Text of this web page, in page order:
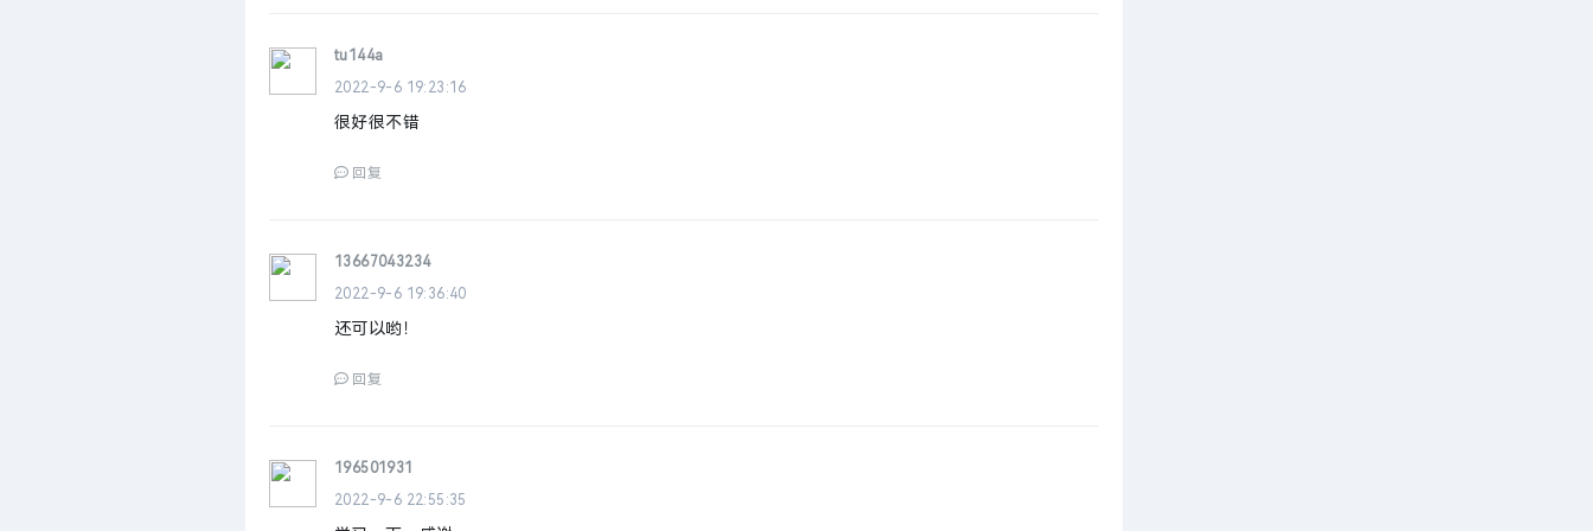
tu144a
2022-9-6 19:23:16
很好很不错
回复
13667043234
2022-9-6 19:36:40
还可以哟！
回复
196501931
2022-9-6 22:55:35